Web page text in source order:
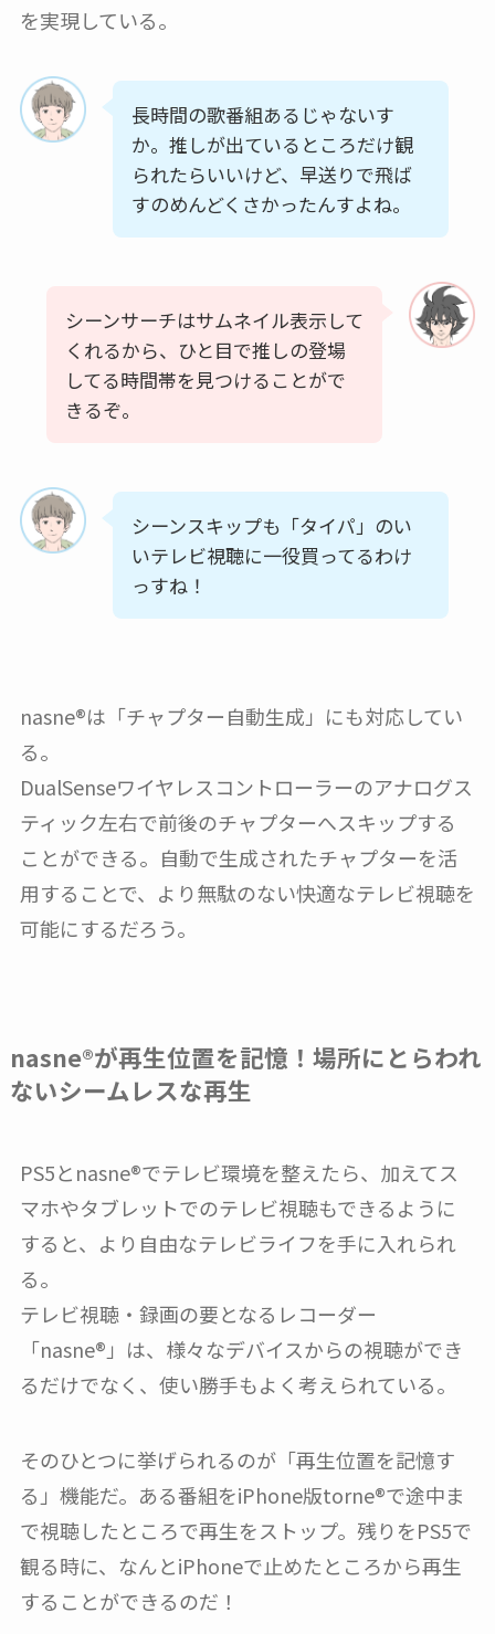
を実現している。
長時間の歌番組あるじゃないす
か。推しが出ているところだけ観
られたらいいけど、早送りで飛ば
すのめんどくさかったんすよね。
シーンサーチはサムネイル表示して
くれるから、ひと目で推しの登場
してる時間帯を見つけることがで
きるぞ。
シーンスキップも「タイパ」のい
いテレビ視聴に一役買ってるわけ
っすね！
nasne®︎は「チャプター自動生成」にも対応してい
る。
DualSenseワイヤレスコントローラーのアナログス
ティック左右で前後のチャプターへスキップする
ことができる。自動で生成されたチャプターを活
用することで、より無駄のない快適なテレビ視聴を
可能にするだろう。
nasne®︎が再生位置を記憶！場所にとらわれ
ないシームレスな再生
PS5とnasne®︎でテレビ環境を整えたら、加えてス
マホやタブレットでのテレビ視聴もできるように
すると、より自由なテレビライフを手に入れられ
る。
テレビ視聴・録画の要となるレコーダー
「nasne®︎」は、様々なデバイスからの視聴ができ
るだけでなく、使い勝手もよく考えられている。
そのひとつに挙げられるのが「再生位置を記憶す
る」機能だ。ある番組をiPhone版torne®︎で途中ま
で視聴したところで再生をストップ。残りをPS5で
観る時に、なんとiPhoneで止めたところから再生
することができるのだ！